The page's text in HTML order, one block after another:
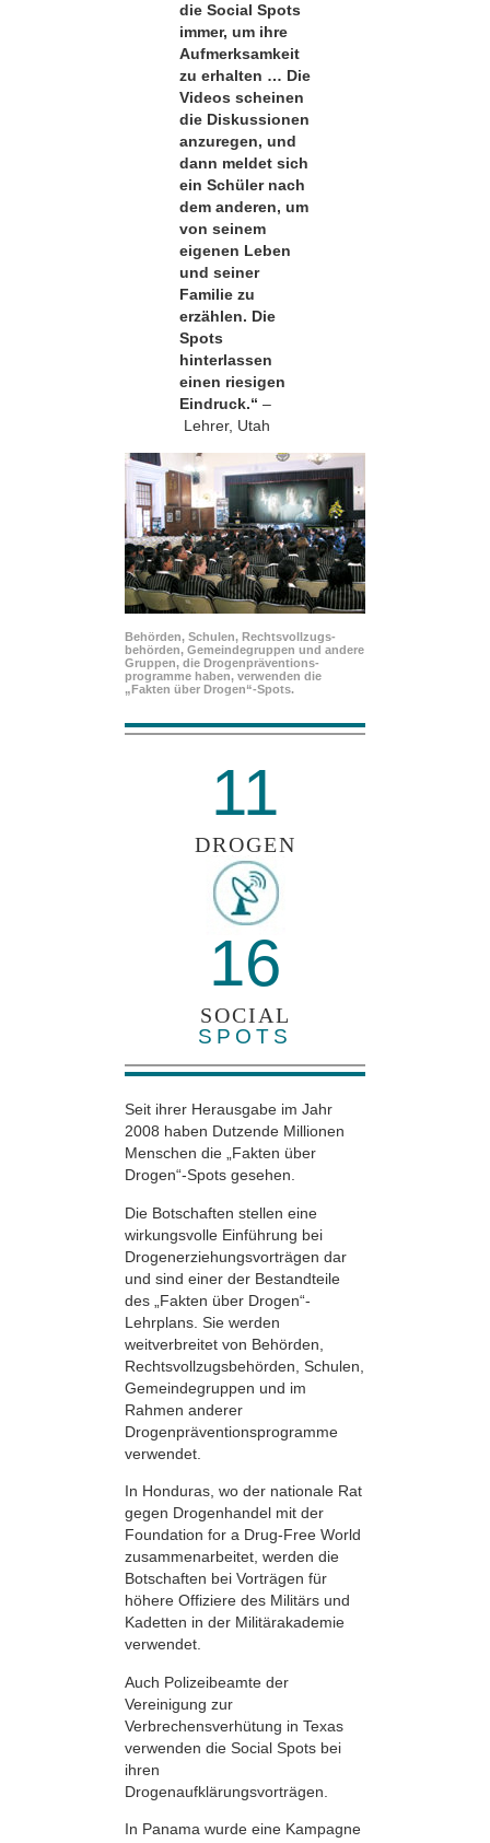
die Social Spots
immer, um ihre
Aufmerksamkeit
zu erhalten … Die
Videos scheinen
die Diskussionen
anzuregen, und
dann meldet sich
ein Schüler nach
dem anderen, um
von seinem
eigenen Leben
und seiner
Familie zu
erzählen. Die
Spots
hinterlassen
einen riesigen
Eindruck.“ –
Lehrer, Utah
Behörden, Schulen, Rechtsvollzugs­
behörden, Gemeindegruppen und andere
Gruppen, die Drogenpräventions­
programme haben, verwenden die
„Fakten über Drogen“-Spots.
11
DROGEN
16
SOCIAL
SPOTS
Seit ihrer Herausgabe im Jahr
2008 haben Dutzende Millionen
Menschen die „Fakten über
Drogen“-Spots gesehen.
Die Botschaften stellen eine
wirkungsvolle Einführung bei
Drogenerziehungsvorträgen dar
und sind einer der Bestandteile
des „Fakten über Drogen“-
Lehrplans. Sie werden
weitverbreitet von Behörden,
Rechtsvollzugsbehörden, Schulen,
Gemeindegruppen und im
Rahmen anderer
Drogenpräventionsprogramme
verwendet.
In Honduras, wo der nationale Rat
gegen Drogenhandel mit der
Foundation for a Drug-Free World
zusammenarbeitet, werden die
Botschaften bei Vorträgen für
höhere Offiziere des Militärs und
Kadetten in der Militärakademie
verwendet.
Auch Polizeibeamte der
Vereinigung zur
Verbrechensverhütung in Texas
verwenden die Social Spots bei
ihren
Drogenaufklärungsvorträgen.
In Panama wurde eine Kampagne